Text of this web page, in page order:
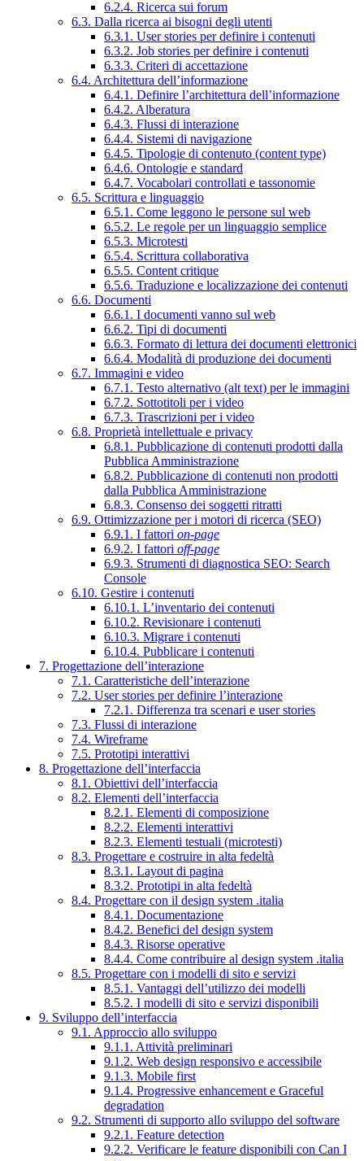
6.2.4. Ricerca sui forum
6.3. Dalla ricerca ai bisogni degli utenti
6.3.1. User stories per definire i contenuti
6.3.2. Job stories per definire i contenuti
6.3.3. Criteri di accettazione
6.4. Architettura dell’informazione
6.4.1. Definire l’architettura dell’informazione
6.4.2. Alberatura
6.4.3. Flussi di interazione
6.4.4. Sistemi di navigazione
6.4.5. Tipologie di contenuto (content type)
6.4.6. Ontologie e standard
6.4.7. Vocabolari controllati e tassonomie
6.5. Scrittura e linguaggio
6.5.1. Come leggono le persone sul web
6.5.2. Le regole per un linguaggio semplice
6.5.3. Microtesti
6.5.4. Scrittura collaborativa
6.5.5. Content critique
6.5.6. Traduzione e localizzazione dei contenuti
6.6. Documenti
6.6.1. I documenti vanno sul web
6.6.2. Tipi di documenti
6.6.3. Formato di lettura dei documenti elettronici
6.6.4. Modalità di produzione dei documenti
6.7. Immagini e video
6.7.1. Testo alternativo (alt text) per le immagini
6.7.2. Sottotitoli per i video
6.7.3. Trascrizioni per i video
6.8. Proprietà intellettuale e privacy
6.8.1. Pubblicazione di contenuti prodotti dalla
Pubblica Amministrazione
6.8.2. Pubblicazione di contenuti non prodotti
dalla Pubblica Amministrazione
6.8.3. Consenso dei soggetti ritratti
6.9. Ottimizzazione per i motori di ricerca (SEO)
6.9.1. I fattori on-page
6.9.2. I fattori off-page
6.9.3. Strumenti di diagnostica SEO: Search
Console
6.10. Gestire i contenuti
6.10.1. L’inventario dei contenuti
6.10.2. Revisionare i contenuti
6.10.3. Migrare i contenuti
6.10.4. Pubblicare i contenuti
7. Progettazione dell’interazione
7.1. Caratteristiche dell’interazione
7.2. User stories per definire l’interazione
7.2.1. Differenza tra scenari e user stories
7.3. Flussi di interazione
7.4. Wireframe
7.5. Prototipi interattivi
8. Progettazione dell’interfaccia
8.1. Obiettivi dell’interfaccia
8.2. Elementi dell’interfaccia
8.2.1. Elementi di composizione
8.2.2. Elementi interattivi
8.2.3. Elementi testuali (microtesti)
8.3. Progettare e costruire in alta fedeltà
8.3.1. Layout di pagina
8.3.2. Prototipi in alta fedeltà
8.4. Progettare con il design system .italia
8.4.1. Documentazione
8.4.2. Benefici del design system
8.4.3. Risorse operative
8.4.4. Come contribuire al design system .italia
8.5. Progettare con i modelli di sito e servizi
8.5.1. Vantaggi dell’utilizzo dei modelli
8.5.2. I modelli di sito e servizi disponibili
9. Sviluppo dell’interfaccia
9.1. Approccio allo sviluppo
9.1.1. Attività preliminari
9.1.2. Web design responsivo e accessibile
9.1.3. Mobile first
9.1.4. Progressive enhancement e Graceful
degradation
9.2. Strumenti di supporto allo sviluppo del software
9.2.1. Feature detection
9.2.2. Verificare le feature disponibili con Can I